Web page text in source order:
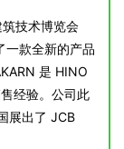
技术博览会
一款全新的产品
是 HINO
经验。公司此
展出了 JCB